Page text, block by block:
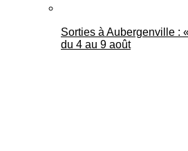
Sorties à Aubergenville :
du 4 au 9 août